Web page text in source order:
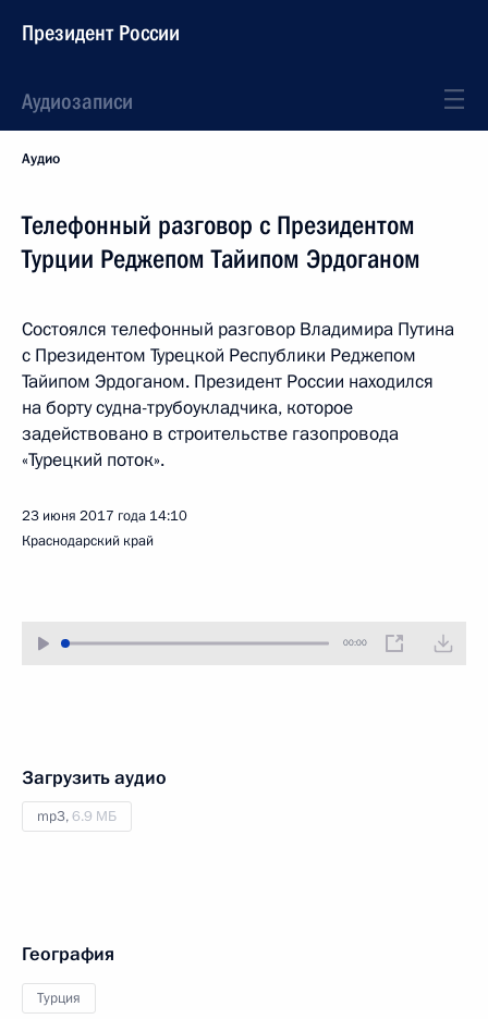
Президент России
Аудиозаписи
Аудио
Телефонный разговор с Президентом
Турции Реджепом Тайипом Эрдоганом
Состоялся телефонный разговор Владимира Путина
с Президентом Турецкой Республики Реджепом
Тайипом Эрдоганом. Президент России находился
на борту судна-трубоукладчика, которое
задействовано в строительстве газопровода
«Турецкий поток».
23 июня 2017 года 14:10
Краснодарский край
00:00
Загрузить аудио
mp3,6.9 МБ
География
Турция